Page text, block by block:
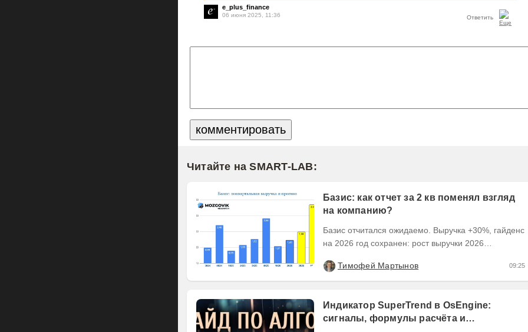
e_plus_finance
06 июня 2025, 11:36 Ответить
Читайте на SMART-LAB:
Базис: как отчет за 2 кв поменял взгляд
на компанию?
Базис отчитался ожидаемо. Выручка +30%, гайденс
на 2026 год сохранен: рост выручки 2026
OIBDA 60%....
Тимофей Мартынов 09:25
Индикатор SuperTrend в OsEngine:
сигналы, формулы расчёта и